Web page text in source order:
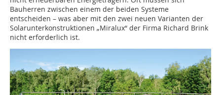
Bauherren zwischen einem der beiden Systeme
entscheiden – was aber mit den zwei neuen Varianten der
Solarunterkonstruktionen „Miralux“ der Firma Richard Brink
nicht erforderlich ist.